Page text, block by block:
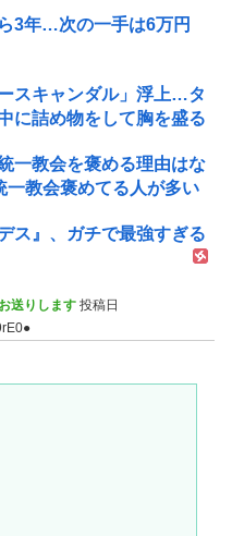
3年…次の一手は6万円
スキャンダル」浮上…タ
に詰め物をして胸を盛る
一教会を褒める理由はな
一教会褒めてる人が多い
ス』、ガチで最強すぎる
送りします 投稿日